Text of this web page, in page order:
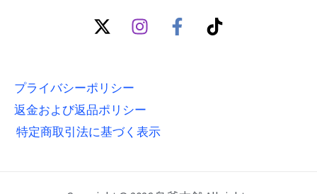
プライバシーポリシー
返金および返品ポリシー
特定商取引法に基づく表示